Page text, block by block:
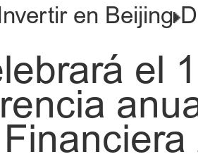
en Beijing
el